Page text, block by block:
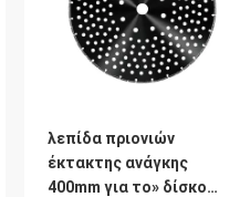
λεπίδα πριονιών
έκτακτης ανάγκης
400mm για το» δίσκο